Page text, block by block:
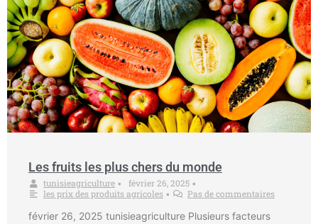
Les fruits les plus chers du monde
tunisieagriculture • février 26, 2025 •
les prix des produits agricoles • Pas de commentaires
février 26, 2025 tunisieagriculture Plusieurs facteurs